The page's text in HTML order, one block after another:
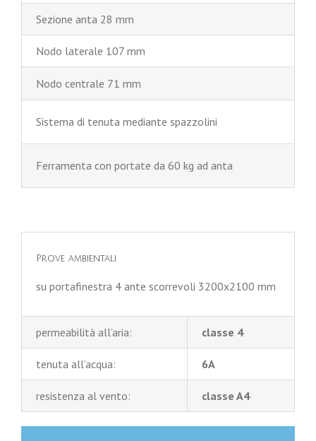
Sezione anta 28 mm
Nodo laterale 107 mm
Nodo centrale 71 mm
Sistema di tenuta mediante spazzolini
Ferramenta con portate da 60 kg ad anta
Prove ambientali
su portafinestra 4 ante scorrevoli 3200x2100 mm
permeabilità all’aria: classe 4
tenuta all’acqua: 6A
resistenza al vento: classe A4